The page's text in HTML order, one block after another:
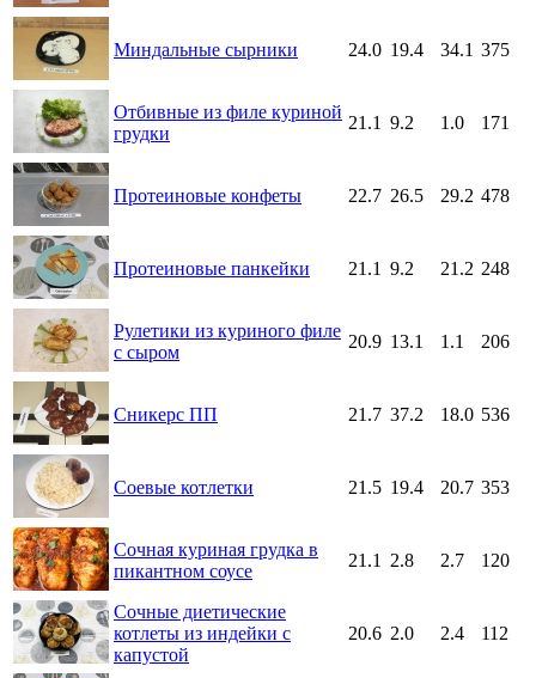
Миндальные сырники 24.0 19.4 34.1 375
Отбивные из филе куриной
грудки
21.1 9.2 1.0 171
Протеиновые конфеты 22.7 26.5 29.2 478
Протеиновые панкейки 21.1 9.2 21.2 248
Рулетики из куриного филе
с сыром
20.9 13.1 1.1 206
Сникерс ПП 21.7 37.2 18.0 536
Соевые котлетки 21.5 19.4 20.7 353
Сочная куриная грудка в
пикантном соусе
21.1 2.8 2.7 120
Сочные диетические
котлеты из индейки с
капустой
20.6 2.0 2.4 112